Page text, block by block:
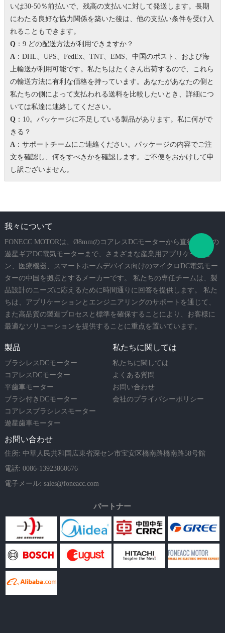
いは30-50％前払いで、残高の支払いに対して発送します。 長期
にわたる良好な協力関係を築いた後は、他の支払い条件を受け入
れることもできます。
Q：9.どの配送方法が利用できますか？
A：DHL、UPS、FedEx、TNT、EMS、中国のポスト、および海
上輸送が利用可能です。私たちはたくさん出荷するので、これら
の輸送方法に有利な価格を持っています。 あなたがあなたの側と
私たちの側によって支払われる送料を比較したいとき、詳細につ
いては私達に連絡してください。
Q：10。パッケージに不足している製品があります。 私に何がで
きる？
A：サポートチームにご連絡ください。パッケージの内容でご注
文を確認し、何をすべきかを確認します。 ご不便をおかけして申
し訳ございません。
我々について
FONECC MOTORは、Ø8mmのコアレスDCモーターから直径60mmの
遊星ギアDC電気モーターまで、さまざまな産業用アプリケーショ
ン、医療機器、スマートホームデバイス向けのマイクロDC電気モー
ターの中国を拠点とするメーカーです。 私たちの専任チームは、製
品設計のニーズに応えるために時間通りに回答を提供します。 私た
ちは、アプリケーションとエンジニアリングのサポートを通じて、
また高品質の製造プロセスと標準を確保することにより、お客様に
最適なソリューションを提供することに重点を置いています。
製品
ブラシレスDCモーター
コアレスDCモーター
平歯車モーター
ブラシ付きDCモーター
コアレスブラシレスモーター
遊星歯車モーター
私たちに関しては
私たちに関しては
よくある質問
お問い合わせ
会社のプライバシーポリシー
お問い合わせ
住所: 中華人民共和国広東省深セン市宝安区橋南路橋南路58号館
電話: 0086-13923860676
電子メール: sales@foneacc.com
パートナー